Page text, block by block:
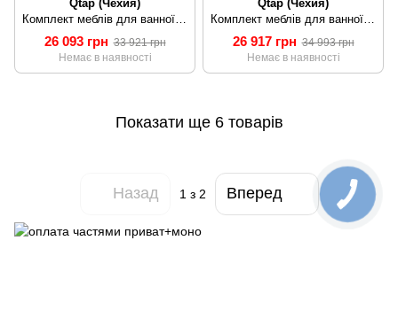
Qtap (Чехия)
Комплект меблів для ванної кімнати Qtap Virgo тумба з раковиною + дзеркало + пенал QT044VI42994
26 093 грн 33 921 грн
Немає в наявності
Qtap (Чехия)
Комплект меблів для ванної кімнати Qtap Virgo тумба з раковиною + дзеркало + пенал QT044VI42995
26 917 грн 34 993 грн
Немає в наявності
Показати ще 6 товарів
Назад 1 з 2 Вперед